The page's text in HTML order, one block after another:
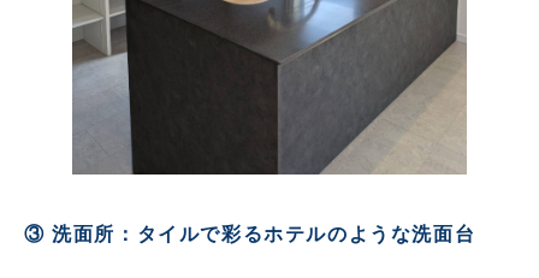
③ 洗面所：タイルで彩るホテルのような洗面台